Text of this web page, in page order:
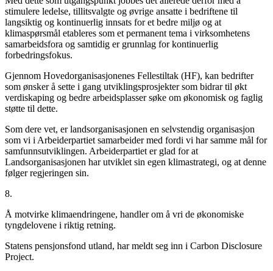
stimulere ledelse, tillitsvalgte og øvrige ansatte i bedriftene til
langsiktig og kontinuerlig innsats for et bedre miljø og at
klimaspørsmål etableres som et permanent tema i virksomhetens
samarbeidsfora og samtidig er grunnlag for kontinuerlig
forbedringsfokus.
Gjennom Hovedorganisasjonenes Fellestiltak (HF), kan bedrifter
som ønsker å sette i gang utviklingsprosjekter som bidrar til økt
verdiskaping og bedre arbeidsplasser søke om økonomisk og faglig
støtte til dette.
Som dere vet, er landsorganisasjonen en selvstendig organisasjon
som vi i Arbeiderpartiet samarbeider med fordi vi har samme mål for
samfunnsutviklingen. Arbeiderpartiet er glad for at
Landsorganisasjonen har utviklet sin egen klimastrategi, og at denne
følger regjeringen sin.
8.
Å motvirke klimaendringene, handler om å vri de økonomiske
tyngdelovene i riktig retning.
Statens pensjonsfond utland, har meldt seg inn i Carbon Disclosure
Project.